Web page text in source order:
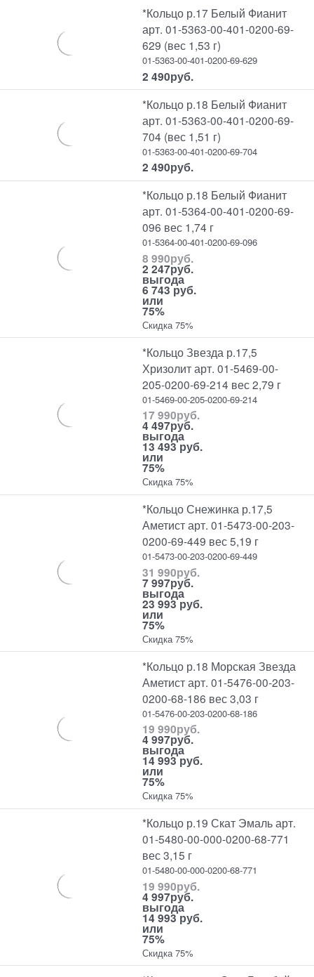
*Кольцо р.17 Белый Фианит
арт. 01-5363-00-401-0200-69-
629 (вес 1,53 г)
01-5363-00-401-0200-69-629
2 490руб.
*Кольцо р.18 Белый Фианит
арт. 01-5363-00-401-0200-69-
704 (вес 1,51 г)
01-5363-00-401-0200-69-704
2 490руб.
*Кольцо р.18 Белый Фианит
арт. 01-5364-00-401-0200-69-
096 вес 1,74 г
01-5364-00-401-0200-69-096
8 990руб.
2 247руб.
выгода
6 743 руб.
или
75%
Скидка 75%
*Кольцо Звезда р.17,5
Хризолит арт. 01-5469-00-
205-0200-69-214 вес 2,79 г
01-5469-00-205-0200-69-214
17 990руб.
4 497руб.
выгода
13 493 руб.
или
75%
Скидка 75%
*Кольцо Снежинка р.17,5
Аметист арт. 01-5473-00-203-
0200-69-449 вес 5,19 г
01-5473-00-203-0200-69-449
31 990руб.
7 997руб.
выгода
23 993 руб.
или
75%
Скидка 75%
*Кольцо р.18 Морская Звезда
Аметист арт. 01-5476-00-203-
0200-68-186 вес 3,03 г
01-5476-00-203-0200-68-186
19 990руб.
4 997руб.
выгода
14 993 руб.
или
75%
Скидка 75%
*Кольцо р.19 Скат Эмаль арт.
01-5480-00-000-0200-68-771
вес 3,15 г
01-5480-00-000-0200-68-771
19 990руб.
4 997руб.
выгода
14 993 руб.
или
75%
Скидка 75%